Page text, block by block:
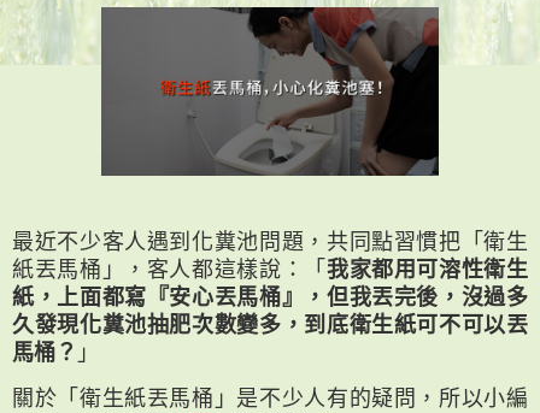
最近不少客人遇到化糞池問題，共同點習慣把「衛生
紙丟馬桶」，客人都這樣說：「 我家都用可溶性衛生
紙，上面都寫『安心丟馬桶』，但我丟完後，沒過多
久發現化糞池抽肥次數變多，到底衛生紙可不可以丟
馬桶？ 」
關於「衛生紙丟馬桶」是不少人有的疑問，所以小編